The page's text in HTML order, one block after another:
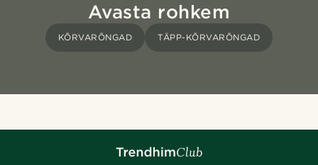
Avasta rohkem
KÕRVARÕNGAD TÄPP-KÕRVARÕNGAD